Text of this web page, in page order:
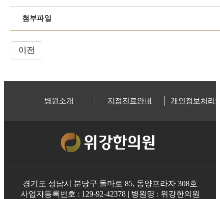
첨부파일
이전
병원소개 지점진료안내 개인정보처리
경기도 성남시 분당구 돌마로 85, 동양프라자 308호
사업자등록번호 : 129-92-42378 | 병원명 : 위강한의원